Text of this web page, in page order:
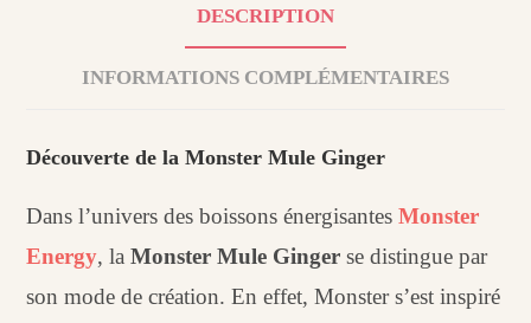
DESCRIPTION
INFORMATIONS COMPLÉMENTAIRES
Découverte de la Monster Mule Ginger
Dans l’univers des boissons énergisantesMonster
Energy, laMonster Mule Ginger se distingue par
son mode de création. En effet, Monster s’est inspiré